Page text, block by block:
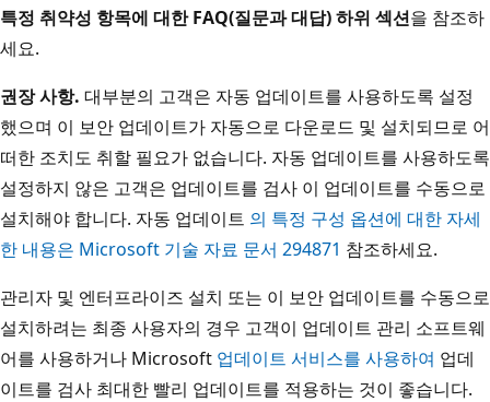
특정 취약성 항목에 대한 FAQ(질문과 대답) 하위 섹션을 참조하
세요.
권장 사항. 대부분의 고객은 자동 업데이트를 사용하도록 설정
했으며 이 보안 업데이트가 자동으로 다운로드 및 설치되므로 어
떠한 조치도 취할 필요가 없습니다. 자동 업데이트를 사용하도록
설정하지 않은 고객은 업데이트를 검사 이 업데이트를 수동으로
설치해야 합니다. 자동 업데이트 의 특정 구성 옵션에 대한 자세
한 내용은 Microsoft 기술 자료 문서 294871 참조하세요.
관리자 및 엔터프라이즈 설치 또는 이 보안 업데이트를 수동으로
설치하려는 최종 사용자의 경우 고객이 업데이트 관리 소프트웨
어를 사용하거나 Microsoft 업데이트 서비스를 사용하여 업데
이트를 검사 최대한 빨리 업데이트를 적용하는 것이 좋습니다.